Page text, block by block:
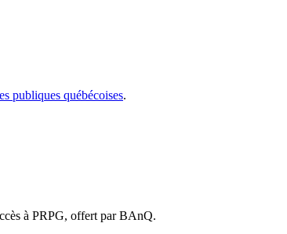
publiques québécoises.
à PRPG, offert par BAnQ.